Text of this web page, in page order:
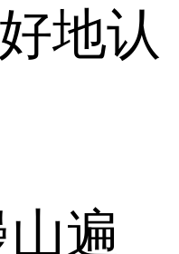
地认
遍